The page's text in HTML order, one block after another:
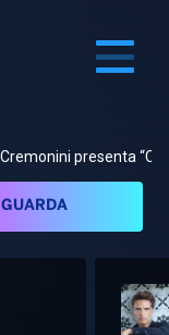
presenta
GUARDA